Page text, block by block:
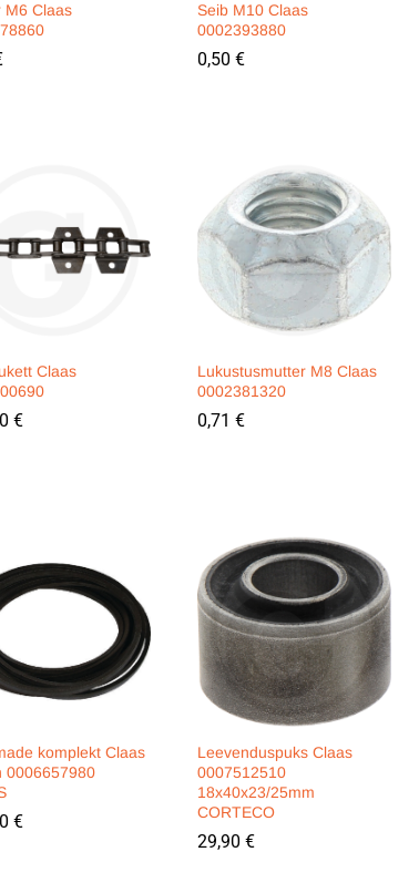
M6 Claas
Seib M10 Claas
0002393880
0,50 €
0,50 €
Claas
€
€
Lukustusmutter M8 Claas
0002381320
0,71 €
0,71 €
komplekt Claas
0006657980
€
€
Leevenduspuks Claas
0007512510
18x40x23/25mm
CORTECO
29,90 €
29,90 €